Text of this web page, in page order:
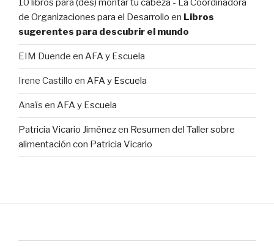
10 libros para (des) montar tu cabeza - La Coordinadora
de Organizaciones para el Desarrollo en Libros
sugerentes para descubrir el mundo
EIM Duende en AFA y Escuela
Irene Castillo en AFA y Escuela
Anaïs en AFA y Escuela
Patricia Vicario Jiménezen Resumen del Taller sobre
alimentación con Patricia Vicario